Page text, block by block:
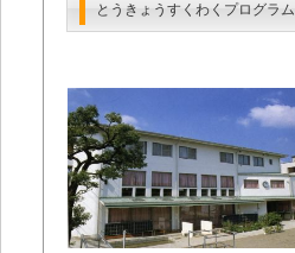
とうきょうすくわくプログラム